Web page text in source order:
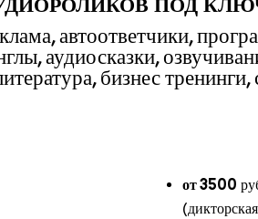
автоответчики,
аудиосказки,
бизнес
от 3500